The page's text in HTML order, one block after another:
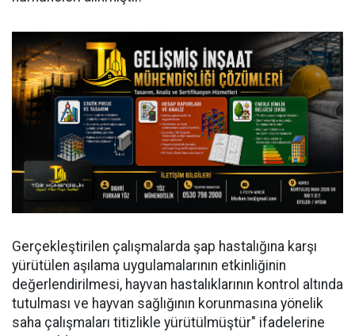
Gerçekleştirilen çalışmalarda şap hastalığına karşı
yürütülen aşılama uygulamalarının etkinliğinin
değerlendirilmesi, hayvan hastalıklarının kontrol altında
tutulması ve hayvan sağlığının korunmasına yönelik
saha çalışmaları titizlikle yürütülmüştür" ifadelerine